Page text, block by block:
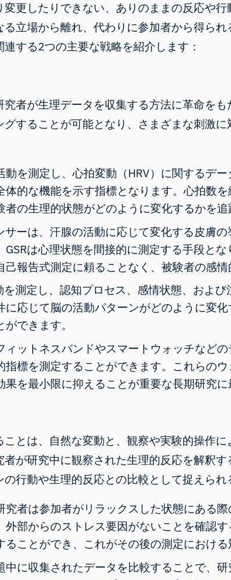
更したりできない、ありのままの反応や
立場から離れ、代わりに参加者から得ら
する2つの主要な戦略を紹介します：
者が生理データを収集する方法に革命を
することが可能となり、さまざまな刺激
動を測定し、心拍変動 （HRV）に関するデ
的な機能を示す指標となります。心拍数
の生理的状態がどのように変化するかを追
サーは、汗腺の活動に応じて変化する皮膚
GSRは心理状態を間接的に測定する手段とな
報告式測定に頼ることなく、被験者の感情
を測定し 、認知プロセス、感情状態、およ
応じて脳の活動パターンがどのように変
できます。
ィットネスバンドやスマートウォッチなど
標を測定することができます。これらの
を最小限に抑えることが重要な長期研究に
とは、自然な変動と、観察や実験的操作
が研究中に観察された生理的反応を解釈
行動や生理的反応との比較として捉えられ
究者は参加者がリラックスした状態にある
部からのストレス要因がないことを確認
ことができ、これがその後の測定における
に収集されたデータを比較することで、